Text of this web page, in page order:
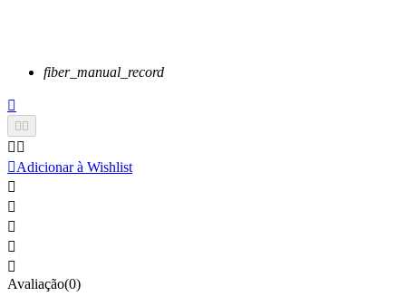
fiber_manual_record

 
 
Adicionar à Wishlist





Avaliação(0)